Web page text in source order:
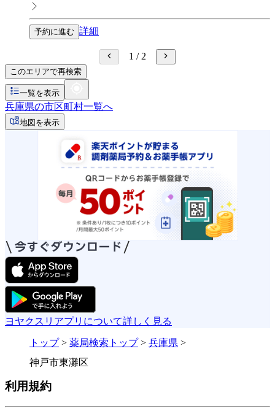
予約に進む 詳細
1 / 2
このエリアで再検索
一覧を表示
兵庫県の市区町村一覧へ
地図を表示
ヨヤクスリアプリについて詳しく見る
トップ> 薬局検索トップ> 兵庫県 >
神戸市東灘区
利用規約